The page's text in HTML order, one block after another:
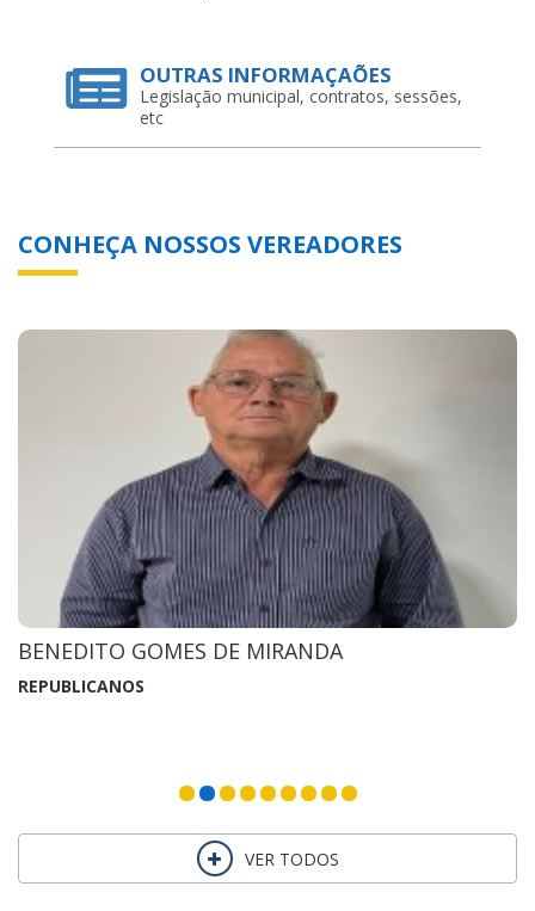
OUTRAS INFORMAÇAÕES
Legislação municipal, contratos, sessões,
etc
CONHEÇA NOSSOS VEREADORES
ILENISE COELHO MENDES MAIA
REPUBLICANOS
VER TODOS